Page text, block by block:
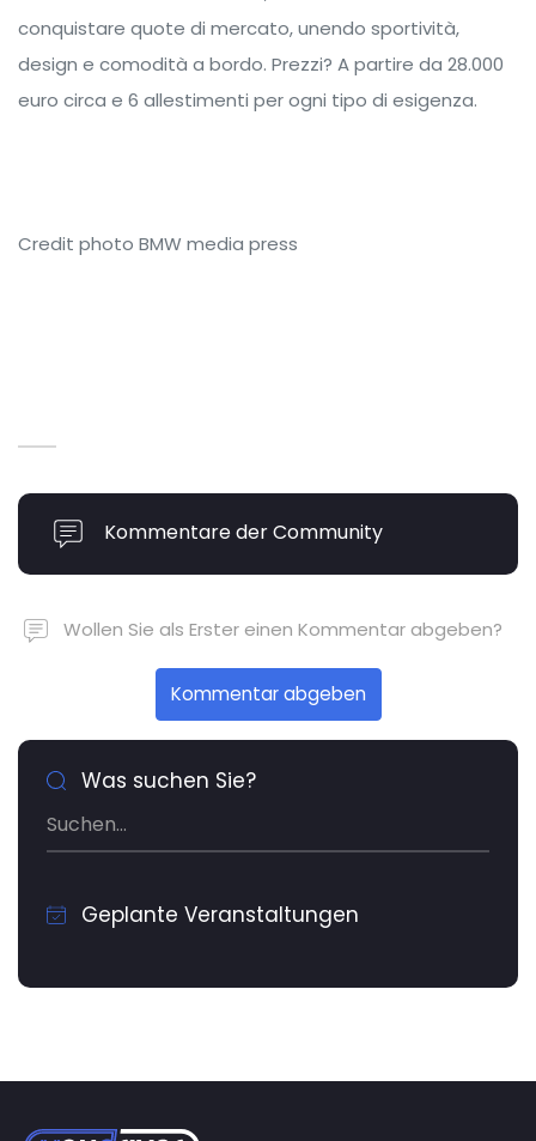
conquistare quote di mercato, unendo sportività,
design e comodità a bordo. Prezzi? A partire da 28.000
euro circa e 6 allestimenti per ogni tipo di esigenza.
Credit photo BMW media press
Kommentare der Community
Wollen Sie als Erster einen Kommentar abgeben?
Kommentar abgeben
Was suchen Sie?
Geplante Veranstaltungen